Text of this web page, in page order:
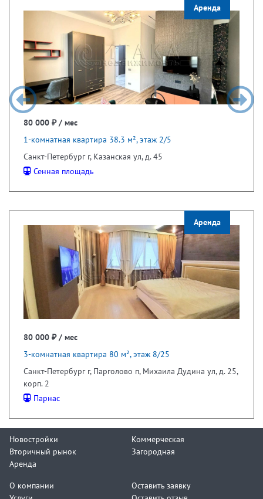
Аренда
80 000 ₽ / мес
1-комнатная квартира 38.3 м², этаж 2/5
Санкт-Петербург г, Казанская ул, д. 45
Сенная площадь
Аренда
80 000 ₽ / мес
3-комнатная квартира 80 м², этаж 8/25
Санкт-Петербург г, Парголово п, Михаила Дудина ул, д. 25,
корп. 2
Парнас
Новостройки
Вторичный рынок
Аренда
Коммерческая
Загородная
О компании
Оставить заявку